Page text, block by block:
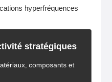
hyperfréquences
stratégiques
composants et